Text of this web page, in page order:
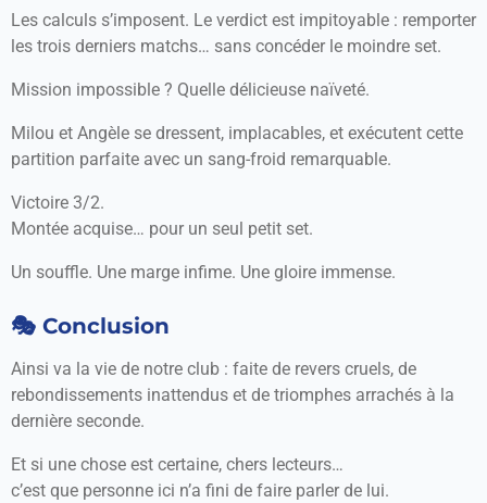
Les calculs s’imposent. Le verdict est impitoyable : remporter
les trois derniers matchs… sans concéder le moindre set.
Mission impossible ? Quelle délicieuse naïveté.
Milou et Angèle se dressent, implacables, et exécutent cette
partition parfaite avec un sang-froid remarquable.
Victoire 3/2.
Montée acquise… pour un seul petit set.
Un souffle. Une marge infime. Une gloire immense.
🎭 Conclusion
Ainsi va la vie de notre club : faite de revers cruels, de
rebondissements inattendus et de triomphes arrachés à la
dernière seconde.
Et si une chose est certaine, chers lecteurs…
c’est que personne ici n’a fini de faire parler de lui.